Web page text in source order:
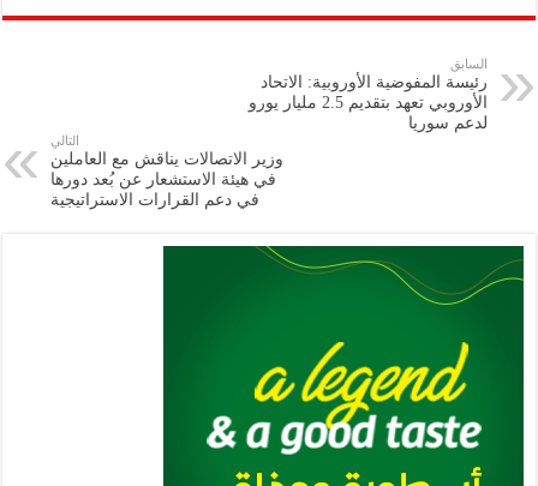
p
y
Li
n
eb
k
tt
er
nt
at
A
p
gr
ai
ar
السابق
رئيسة المفوضية الأوروبية: الاتحاد
الأوروبي تعهد بتقديم 2.5 مليار يورو
لدعم سوريا
التالي
وزير الاتصالات يناقش مع العاملين
في هيئة الاستشعار عن بُعد دورها
في دعم القرارات الاستراتيجية